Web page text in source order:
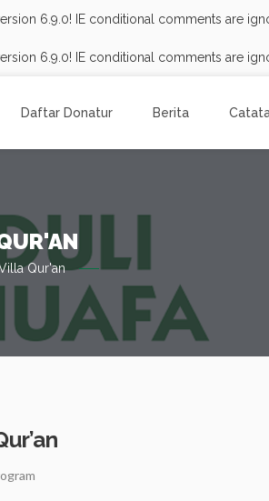
6.9.0! IE conditional comments are
6.9.0! IE conditional comments are
Daftar Donatur Berita
Qur'an